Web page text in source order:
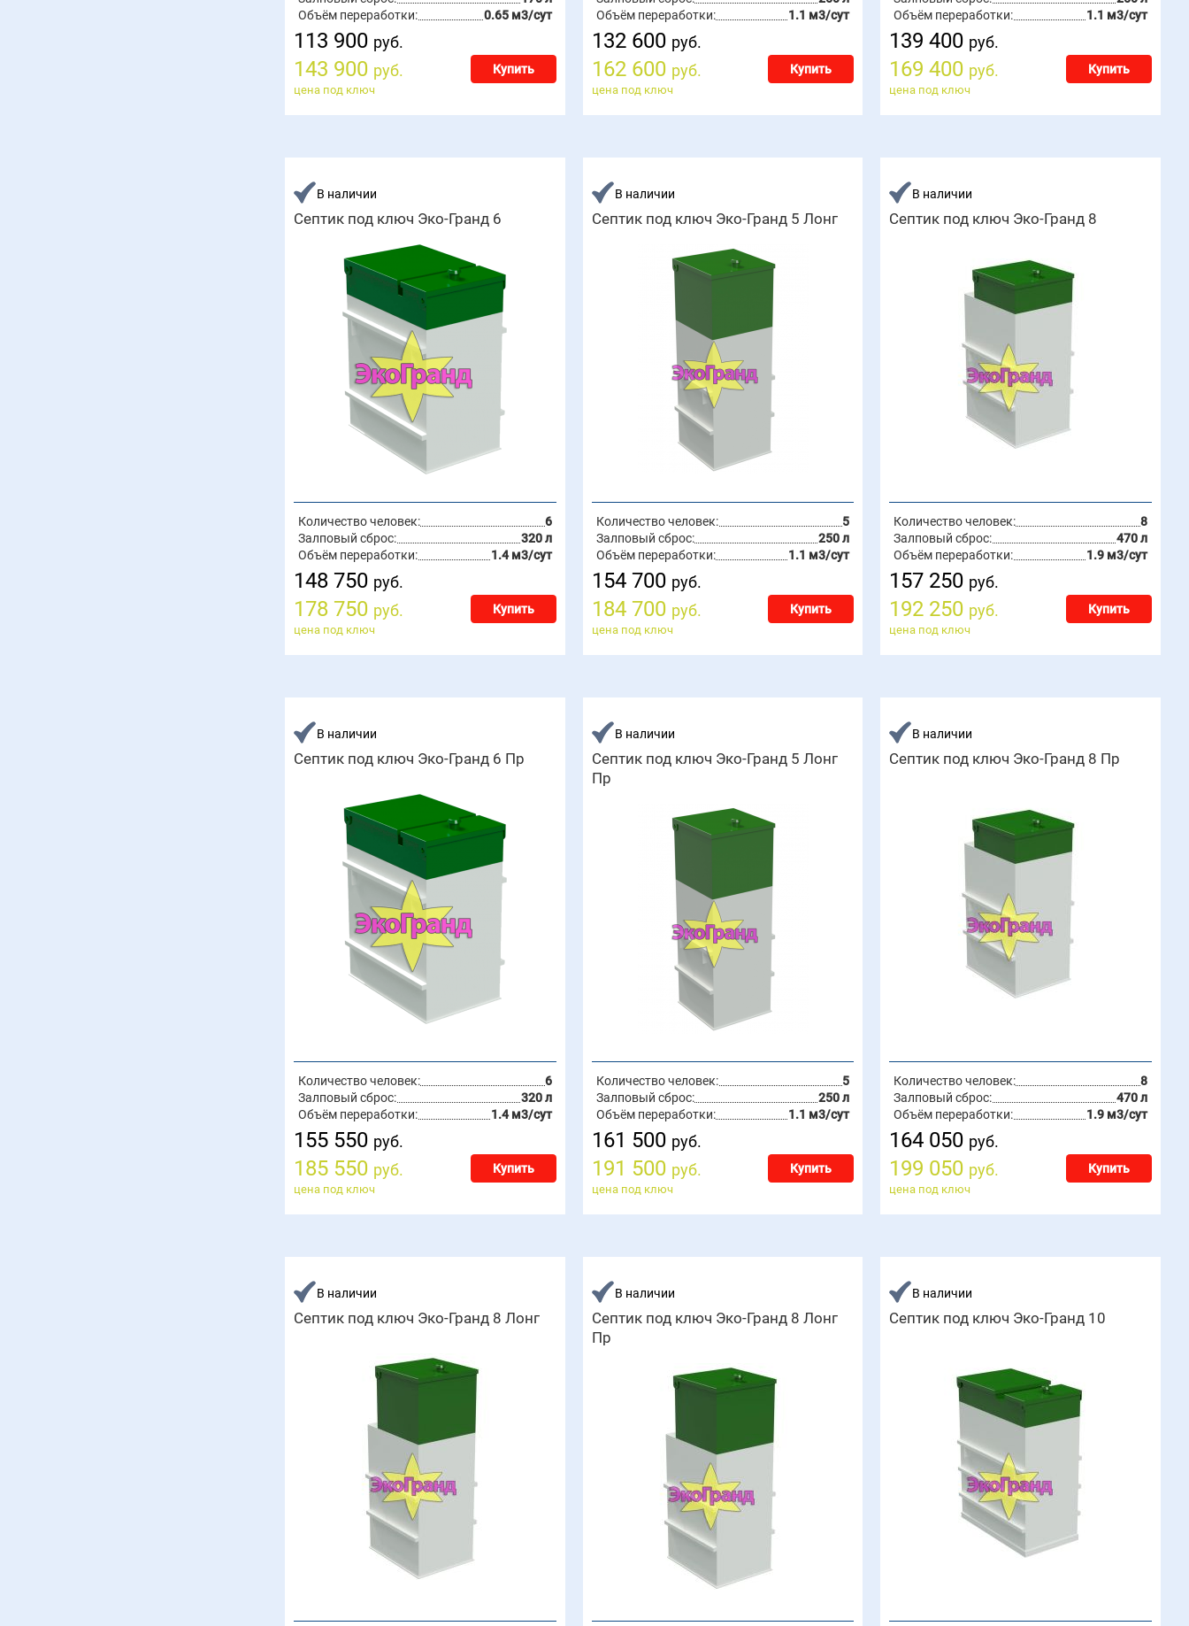
Объём переработки:
0.65 м3/сут
113 900 руб.
143 900 руб. Купить
цена под ключ
Объём переработки:
1.1 м3/сут
132 600 руб.
162 600 руб. Купить
цена под ключ
Объём переработки:
1.1 м3/сут
139 400 руб.
169 400 руб. Купить
цена под ключ
В наличии
Септик под ключ Эко-Гранд 6
Количество человек:
6
Залповый сброс:
320 л
Объём переработки:
1.4 м3/сут
148 750 руб.
178 750 руб. Купить
цена под ключ
В наличии
Септик под ключ Эко-Гранд 5 Лонг
Количество человек:
5
Залповый сброс:
250 л
Объём переработки:
1.1 м3/сут
154 700 руб.
184 700 руб. Купить
цена под ключ
В наличии
Септик под ключ Эко-Гранд 8
Количество человек:
8
Залповый сброс:
470 л
Объём переработки:
1.9 м3/сут
157 250 руб.
192 250 руб. Купить
цена под ключ
В наличии
Септик под ключ Эко-Гранд 6 Пр
Количество человек:
6
Залповый сброс:
320 л
Объём переработки:
1.4 м3/сут
155 550 руб.
185 550 руб. Купить
цена под ключ
В наличии
Септик под ключ Эко-Гранд 5 Лонг
Пр
Количество человек:
5
Залповый сброс:
250 л
Объём переработки:
1.1 м3/сут
161 500 руб.
191 500 руб. Купить
цена под ключ
В наличии
Септик под ключ Эко-Гранд 8 Пр
Количество человек:
8
Залповый сброс:
470 л
Объём переработки:
1.9 м3/сут
164 050 руб.
199 050 руб. Купить
цена под ключ
В наличии
Септик под ключ Эко-Гранд 8 Лонг
В наличии
Септик под ключ Эко-Гранд 8 Лонг
Пр
В наличии
Септик под ключ Эко-Гранд 10